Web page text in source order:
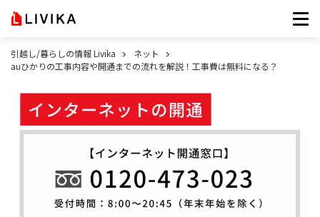
引越し/暮らしの情報 Livika
ネット
auひかりの工事内容や開通までの流れを解説！工事費は無料になる？